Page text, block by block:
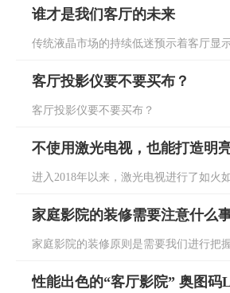
谁才是我们客厅的未来
传统液晶市场的持续低迷预示着客厅显
客厅投影仪要不要买布？
客厅投影仪要不要买布？
不使用激光电视，也能打造明
进入2018年以来，激光电视进行了如火
家庭影院的装修需要注意什么
家庭影院的装修原则是需要我们进行把
性能出色的“客厅影院” 奥图码